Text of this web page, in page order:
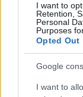
I want to
Retention,
Personal
Purposes
Opted Out
Google
I want to
pályát.
számára a
FORRÁS